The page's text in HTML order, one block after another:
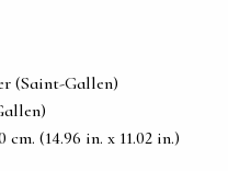
(Saint-Gallen)
(14.96 in. x 11.02 in.)